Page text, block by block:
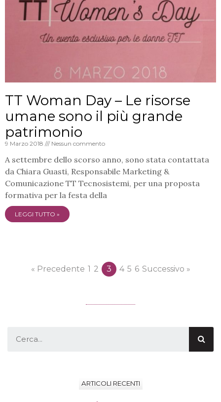
TT Woman Day – Le risorse
umane sono il più grande
patrimonio
9 Marzo 2018 Nessun commento
A settembre dello scorso anno, sono stata contattata
da Chiara Guasti, Responsabile Marketing &
Comunicazione TT Tecnosistemi, per una proposta
formativa per la festa della
LEGGI TUTTO »
« Precedente 1 2 3 4 5 6 Successivo »
ARTICOLI RECENTI